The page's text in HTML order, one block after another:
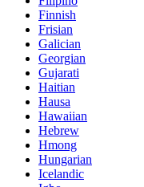
Finnish
Frisian
Galician
Georgian
Gujarati
Haitian
Hausa
Hawaiian
Hebrew
Hmong
Hungarian
Icelandic